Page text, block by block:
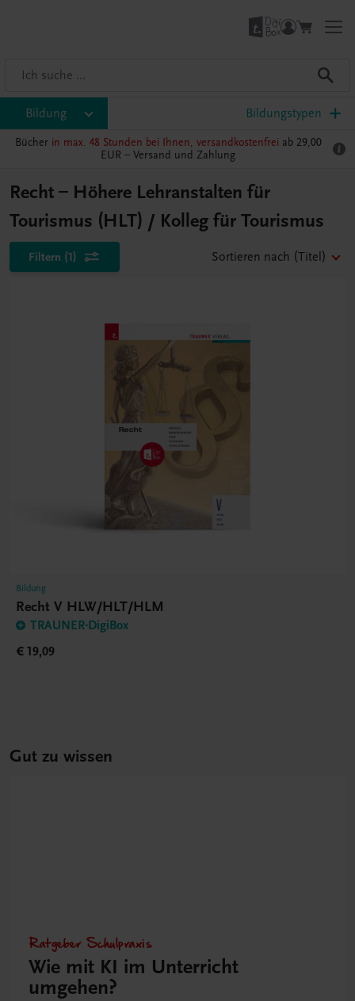
Bildung Bildungstypen
Bücher in max. 48 Stunden bei Ihnen, versandkostenfrei ab 29,00
EUR – Versand und Zahlung
Recht – Höhere Lehranstalten für
Tourismus (HLT) / Kolleg für Tourismus
Filtern (1) Sortieren nach (Titel)
Bildung
Recht V HLW/HLT/HLM
TRAUNER-DigiBox
€ 19,09
Gut zu wissen
Ratgeber Schulpraxis
Wie mit KI im Unterricht
umgehen?